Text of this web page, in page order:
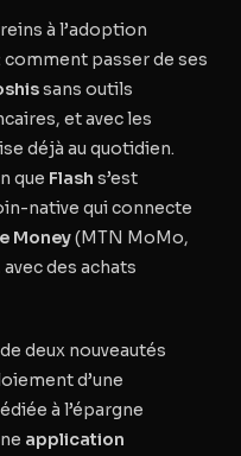
à l’adoption
passer de ses
sans outils
et avec les
déjà au quotidien.
que Flash s’est
native qui connecte
Money(MTN MoMo,
des achats
deux nouveautés
d’une
à l’épargne
application